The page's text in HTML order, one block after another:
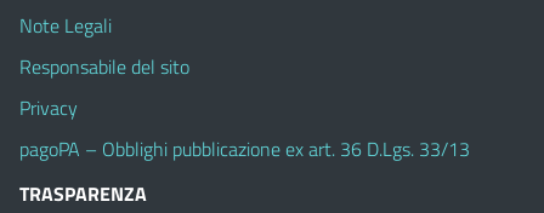
Note Legali
Responsabile del sito
Privacy
pagoPA – Obblighi pubblicazione ex art. 36 D.Lgs. 33/13
TRASPARENZA